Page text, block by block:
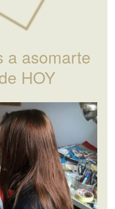
a asomarte
HOY